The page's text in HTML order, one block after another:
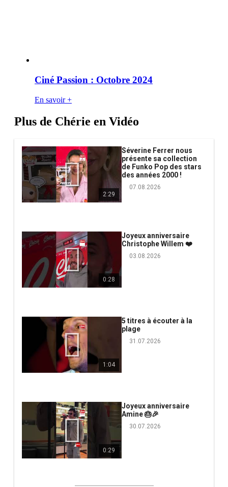
Ciné Passion : Octobre 2024
En savoir +
Plus de Chérie en Vidéo
2:29
Séverine Ferrer nous
présente sa collection
de Funko Pop des stars
des années 2000 !
07.08.2026
0:28
Joyeux anniversaire
Christophe Willem ❤️
03.08.2026
1:04
5 titres à écouter à la
plage
31.07.2026
0:29
Joyeux anniversaire
Amine 🎂🎉
30.07.2026